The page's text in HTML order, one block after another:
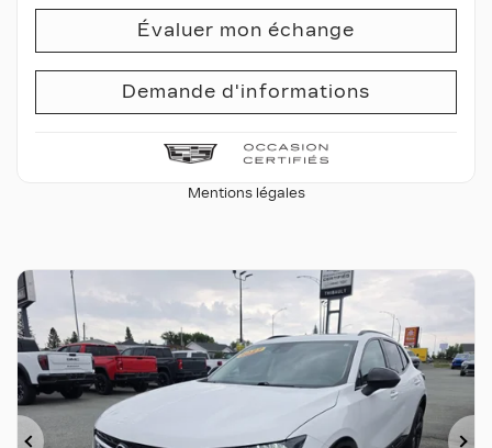
Évaluer mon échange
Demande d'informations
Mentions légales